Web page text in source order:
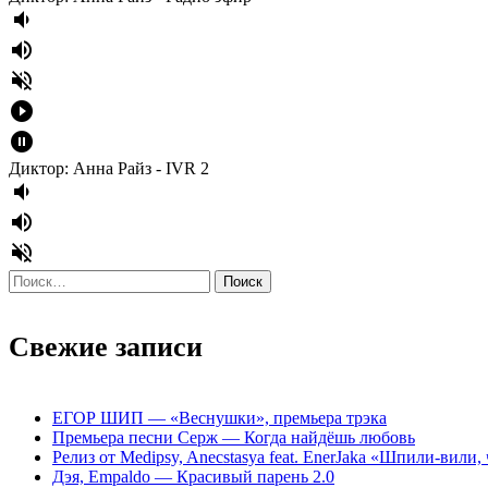
volume_down
volume_up
volume_off
play_circle_filled
pause_circle_filled
Диктор: Анна Райз - IVR 2
volume_down
volume_up
volume_off
Найти:
Свежие записи
ЕГОР ШИП — «Веснушки», премьера трэка
Премьера песни Серж — Когда найдёшь любовь
Релиз от Medipsy, Anecstasya feat. EnerJaka «Шпили-вили,
Дэя, Empaldo — Красивый парень 2.0